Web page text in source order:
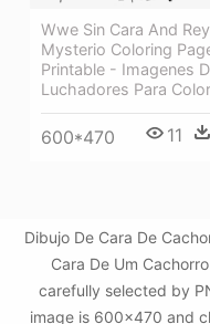
Wwe Sin Cara And Rey
Mysterio Coloring
Printable - Imagenes
Luchadores Para
600*470 11
Dibujo De Cara De
Cara De Um
carefully selected by
image is 600x470 and